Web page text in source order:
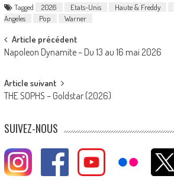
Tagged 2026 Etats-Unis Haute & Freddy
Angeles
Pop Warner
Post
navigation
Article précédent
Napoleon Dynamite – Du 13 au 16 mai 2026
Article suivant
THE SOPHS – Goldstar (2026)
SUIVEZ-NOUS